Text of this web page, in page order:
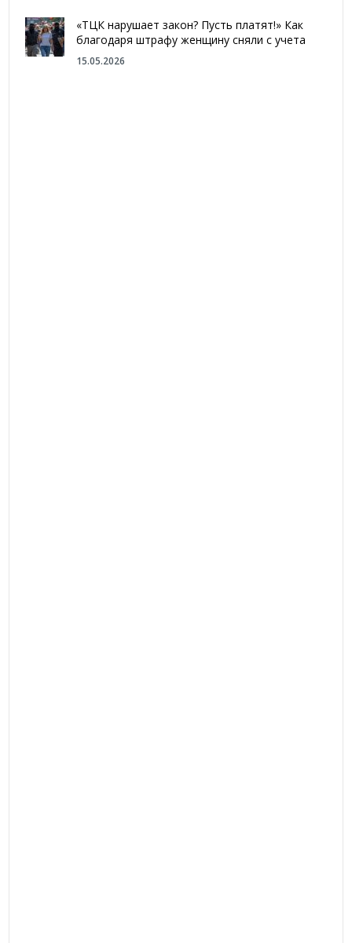
«ТЦК нарушает закон? Пусть платят!» Как
благодаря штрафу женщину сняли с учета
15.05.2026